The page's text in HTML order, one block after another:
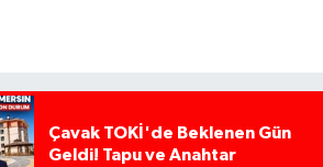
Çavak TOKİ'de Beklenen Gün
Geldi! Tapu ve Anahtar